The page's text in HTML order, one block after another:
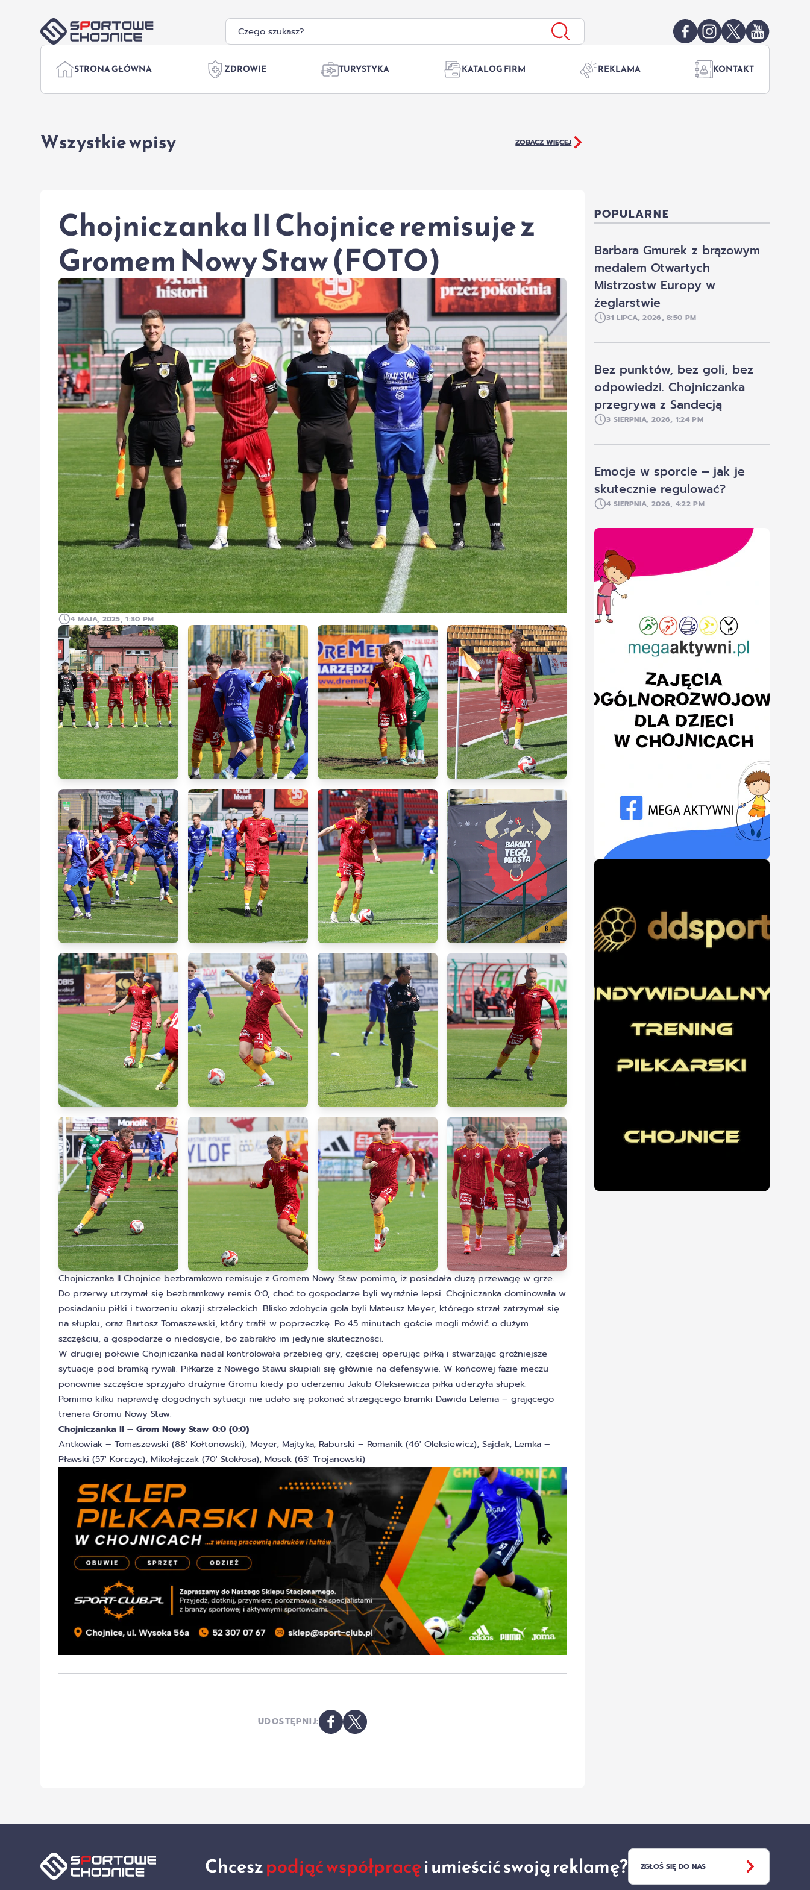
STRONA GŁÓWNA ZDROWIE TURYSTYKA KATALOG FIRM REKLAMA KONTAKT
Wszystkie wpisy ZOBACZ WIĘCEJ
Chojniczanka II Chojnice remisuje z
Gromem Nowy Staw (FOTO)
4 MAJA, 2025, 1:30 PM
Chojniczanka II Chojnice bezbramkowo remisuje z Gromem Nowy Staw pomimo, iż posiadała dużą przewagę w grze.
Do przerwy utrzymał się bezbramkowy remis 0:0, choć to gospodarze byli wyraźnie lepsi. Chojniczanka dominowała w
posiadaniu piłki i tworzeniu okazji strzeleckich. Blisko zdobycia gola byli Mateusz Meyer, którego strzał zatrzymał się
na słupku, oraz Bartosz Tomaszewski, który trafił w poprzeczkę. Po 45 minutach goście mogli mówić o dużym
szczęściu, a gospodarze o niedosycie, bo zabrakło im jedynie skuteczności.
W drugiej połowie Chojniczanka nadal kontrolowała przebieg gry, częściej operując piłką i stwarzając groźniejsze
sytuacje pod bramką rywali. Piłkarze z Nowego Stawu skupiali się głównie na defensywie. W końcowej fazie meczu
ponownie szczęście sprzyjało drużynie Gromu kiedy po uderzeniu Jakub Oleksiewicza piłka uderzyła słupek.
Pomimo kilku naprawdę dogodnych sytuacji nie udało się pokonać strzegącego bramki Dawida Lelenia – grającego
trenera Gromu Nowy Staw.
Chojniczanka II – Grom Nowy Staw 0:0 (0:0)
Antkowiak – Tomaszewski (88′ Kołtonowski), Meyer, Majtyka, Raburski – Romanik (46′ Oleksiewicz), Sajdak, Lemka –
Pławski (57′ Korczyc), Mikołajczak (70′ Stokłosa), Mosek (63′ Trojanowski)
UDOSTĘPNIJ:
POPULARNE
Barbara Gmurek z brązowym
medalem Otwartych
Mistrzostw Europy w
żeglarstwie
31 LIPCA, 2026, 8:50 PM
Bez punktów, bez goli, bez
odpowiedzi. Chojniczanka
przegrywa z Sandecją
3 SIERPNIA, 2026, 1:24 PM
Emocje w sporcie – jak je
skutecznie regulować?
4 SIERPNIA, 2026, 4:22 PM
Chceszpodjąć współpracęi umieścić swoją reklamę? ZGŁOŚ SIĘ DO NAS